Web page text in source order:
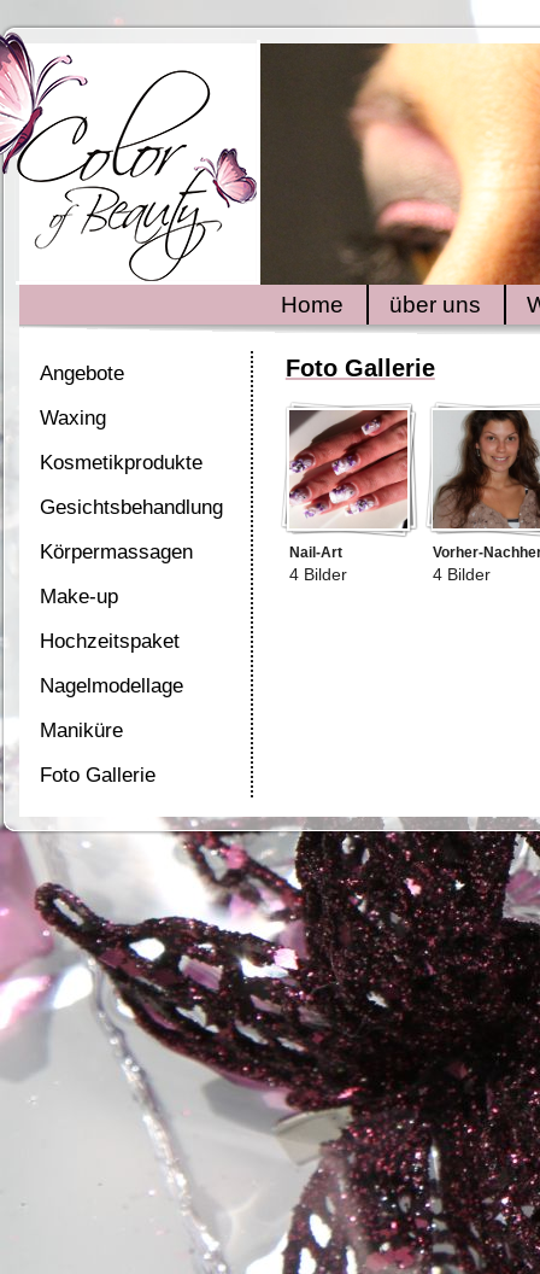
Home über uns
Foto Gallerie
Nail-Art
4 Bilder
Vorher-
4 Bilder
Angebote
Waxing
Kosmetikprodukte
Gesichtsbehandlung
Körpermassagen
Make-up
Hochzeitspaket
Nagelmodellage
Maniküre
Foto Gallerie